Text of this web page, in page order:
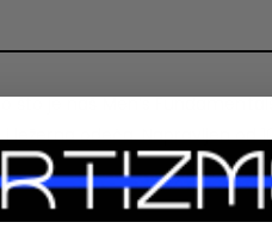
je naš Men’s
odeća. Napravljen od